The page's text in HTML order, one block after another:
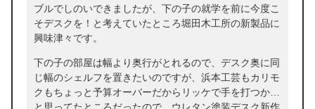
ブルでしのいできましたが、下の子の就学を前に今度こ
そデスクを！と考えていたところ堀田木工所の新製品に
興味津々です。
下の子の部屋は幅より奥行がとれるので、デスク奥に同
じ幅のシェルフを置きたいのですが、浜本工芸もカリモ
クもちょっと予算オーバーだからリッケで手を打つか…
と思ってたところだったので、ウレタン塗装デスク新作